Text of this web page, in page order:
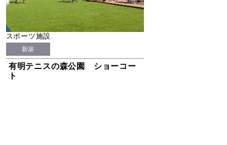
スポーツ施設
新築
有明テニスの森公園 ショーコー
ト